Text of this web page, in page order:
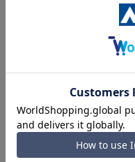
■店舗や各モールサイト
上、ご注文いただいたタ
よってはお急ぎ発送サー
す。
洗えるスーツはこちら